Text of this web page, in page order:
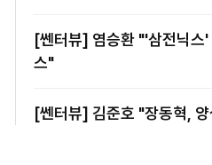
[쎈터뷰] 염승환 "'삼전닉스' 반도체 사이클 계속 간다…지금이 절호의 찬
스"
[쎈터뷰] 김준호 "장동혁,